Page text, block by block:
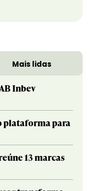
Mais lidas
Inbev
plataforma para
13 marcas